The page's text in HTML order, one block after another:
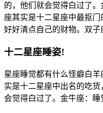
的，他们就会觉得白过了
座其实是十二星座中最抠
好好清点自己的财物。双子
十二星座睡姿!
星座睡觉都有什么怪癖白
实是十二星座中出名的吃
会觉得白过了。金牛座：睡